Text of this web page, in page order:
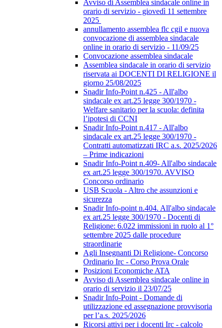
Avviso di Assemblea sindacale online in
orario di servizio - giovedì 11 settembre
2025
annullamento assemblea flc cgil e nuova
convocazione di assemblea sindacale
online in orario di servizio - 11/09/25
Convocazione assemblea sindacale
Assemblea sindacale in orario di servizio
riservata ai DOCENTI DI RELIGIONE il
giorno 25/08/2025
Snadir Info-Point n.425 - All'albo
sindacale ex art.25 legge 300/1970 -
Welfare sanitario per la scuola: definita
l’ipotesi di CCNI
Snadir Info-Point n.417 - All'albo
sindacale ex art.25 legge 300/1970 -
Contratti automatizzati IRC a.s. 2025/2026
– Prime indicazioni
Snadir Info-Point n.409- All'albo sindacale
ex art.25 legge 300/1970. AVVISO
Concorso ordinario
USB Scuola - Altro che assunzioni e
sicurezza
Snadir Info-point n.404. All'albo sindacale
ex art.25 legge 300/1970 - Docenti di
Religione: 6.022 immissioni in ruolo al 1°
settembre 2025 dalle procedure
straordinarie
Agli Insegnanti Di Religione- Concorso
Ordinario Irc - Corso Prova Orale
Posizioni Economiche ATA
Avviso di Assemblea sindacale online in
orario di servizio il 23/07/25
Snadir Info-Point - Domande di
utilizzazione ed assegnazione provvisoria
per l’a.s. 2025/2026
Ricorsi attivi per i docenti Irc - calcolo